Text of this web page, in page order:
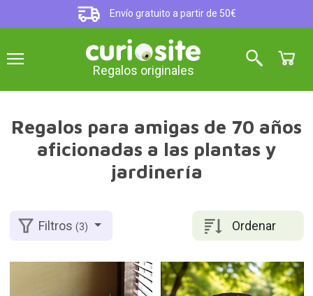
Envío gratuito a partir de 50€
Regalos originales
Regalos para amigas de 70 años
aficionadas a las plantas y
jardinería
Ordenar
Filtros(3)